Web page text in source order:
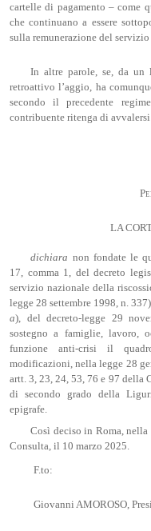
cartelle di pagamento – come
che continuano a essere
sulla remunerazione del
In altre parole, se, da
retroattivo l’aggio, ha
secondo il precedente
contribuente ritenga di
LA
dichiara non fondate le
17, comma 1, del decreto
servizio nazionale della
legge 28 settembre 1998, n.
a), del decreto-legge 29
sostegno a famiglie, lavoro,
funzione anti-crisi il
modificazioni, nella legge 28
artt. 3, 23, 24, 53, 76 e 97
di secondo grado della
epigrafe.
Così deciso in Roma,
Consulta, il 10 marzo 2025.
F.to:
Giovanni AMOROSO,